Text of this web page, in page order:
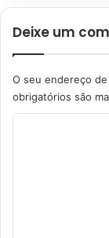
Deixe um
O seu endereço
obrigatórios são